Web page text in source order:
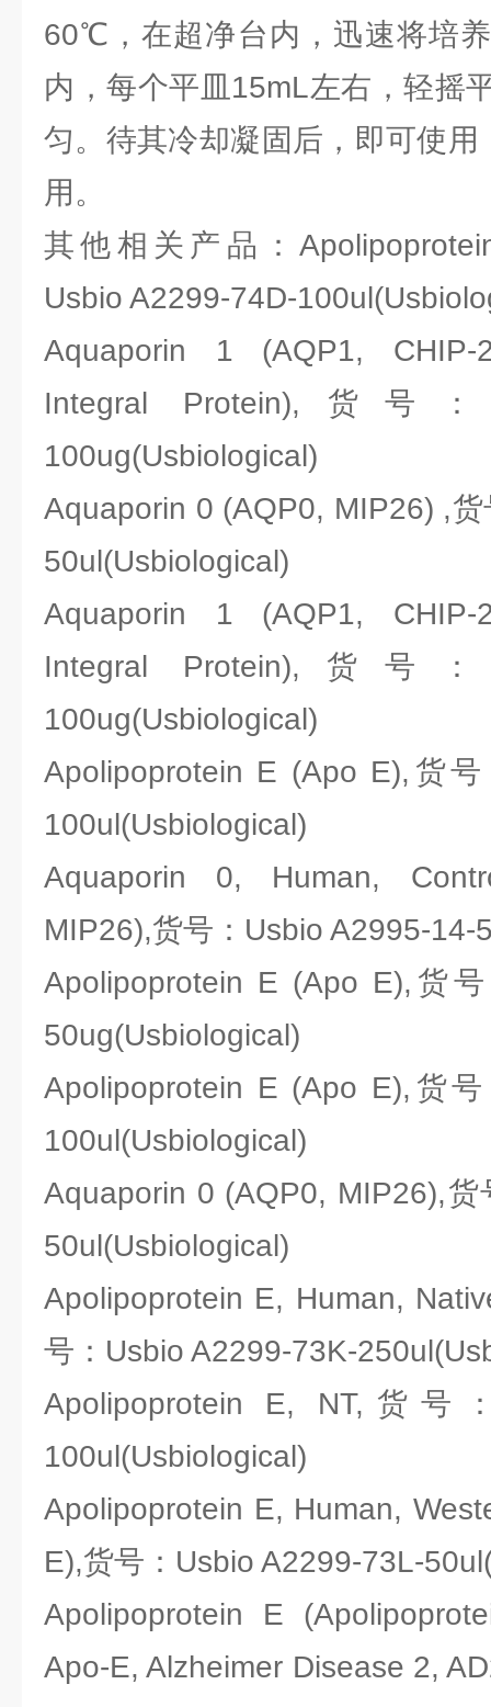
60℃，在超净台内，迅速将培
内，每个平皿15mL左右，轻摇
匀。待其冷却凝固后，即可使
用。
其他相关产品：
Usbio A2299-74D-
Aquaporin 1 (AQP1, CHIP-
Integral Protein),货号：
100ug(Usbiological)
Aquaporin 0 (AQP0, MIP26) ,
50ul(Usbiological)
Aquaporin 1 (AQP1, CHIP-
Integral Protein),货号：
100ug(Usbiological)
Apolipoprotein E (Apo E),货
100ul(Usbiological)
Aquaporin 0, Human,
MIP26),货号：Usbio A2995-14-
Apolipoprotein E (Apo E),货
50ug(Usbiological)
Apolipoprotein E (Apo E),货
100ul(Usbiological)
Aquaporin 0 (AQP0, MIP26),货
50ul(Usbiological)
Apolipoprotein E, Human,
号：Usbio A2299-73K-
Apolipoprotein E, NT,货号
100ul(Usbiological)
Apolipoprotein E, Human,
E),货号：Usbio A2299-73L-
Apolipoprotein E
Apo-E, Alzheimer Disease 2,